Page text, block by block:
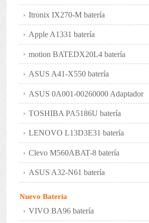
Itronix IX270-M batería
Apple A1331 batería
motion BATEDX20L4 batería
ASUS A41-X550 batería
ASUS 0A001-00260000 Adaptador
TOSHIBA PA5186U batería
LENOVO L13D3E31 batería
Clevo M560ABAT-8 batería
ASUS A32-N61 batería
Nuevo Bateria
VIVO BA96 batería